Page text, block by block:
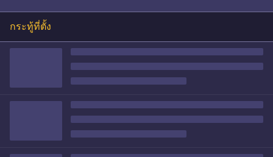
กระทู้ที่ตั้ง